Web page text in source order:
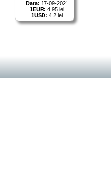
Data: 17-09-2021
1EUR: 4.95 lei
1USD: 4.2 lei